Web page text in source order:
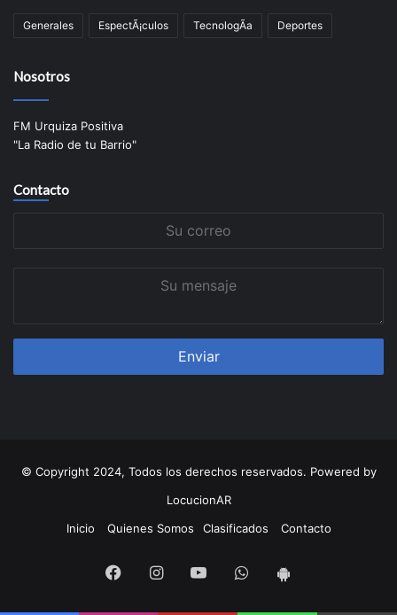
Generales EspectÃ¡culos TecnologÃ­a Deportes
Nosotros
FM Urquiza Positiva
"La Radio de tu Barrio"
Contacto
© Copyright 2024, Todos los derechos reservados. Powered by
LocucionAR
Inicio
Quienes Somos Clasificados Contacto
FacebookInstagramYoutubeWhatsapp